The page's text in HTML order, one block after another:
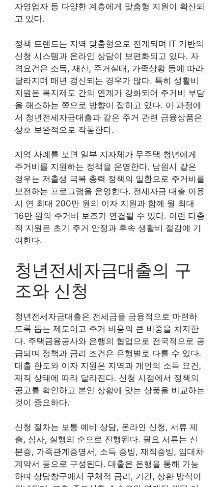
자영업자 등 다양한 계층에게 맞춤형 지원이 확산되
고 있다.
정책 트렌드는 지역 맞춤형으로 전개되며 IT 기반의
신청 시스템과 온라인 상담이 보편화되고 있다. 자
격요건은 소득, 재산, 주거실태, 가족상황 등에 따라
달라지며 매년 갱신되는 경우가 많다. 특히 생활비
지원은 복지제도 간의 연계가 강화되어 주거비 부담
을 해소하는 쪽으로 방향이 잡히고 있다. 이 과정에
서 청년전세자금대출과 같은 주거 관련 금융상품은
상호 보완적으로 작동한다.
지역 사례를 보면 일부 지자체가 무주택 청년에게
주거비를 지원하는 정책을 운영한다. 남원시 같은
경우는 저출생 극복 총력 정책의 일환으로 주거비를
보전하는 프로그램을 운영한다. 전세자금 대출 이용
시 연 최대 200만 원의 이자 지원과 함께 월 최대
16만 원의 주거비 보조가 연결될 수 있다. 이런 다층
적 지원은 초기 주거 안정과 후속 생활비 절감에 기
여한다.
청년전세자금대출의 구
조와 신청
청년전세자금대출은 전세금을 금융적으로 마련하
도록 돕는 제도이고 주거 비용의 큰 비중을 차지한
다. 주택금융공사와 은행의 협업으로 전국적으로 공
급되며 정책과 금리 조건은 은행별로 다를 수 있다.
대출 한도와 이자 지원은 지역과 개인의 소득 요건,
재직 상태에 따라 달라진다. 신청 시점에서 정책의
공고를 확인하고 본인 상황에 맞는 상품을 비교하는
것이 중요하다.
신청 절차는 보통 예비 상담, 온라인 신청, 서류 제
출, 심사, 실행의 순으로 진행된다. 필요 서류는 신
분증, 가족관계증명서, 소득 증빙, 재직증빙, 임대차
계약서 등으로 구성된다. 대출은 은행을 통해 가능
하며 상담창구에서 구체적 금리, 기간, 상환 방식이